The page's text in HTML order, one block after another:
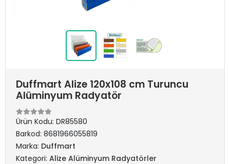
Duffmart Alize 120x108 cm Turuncu
Alüminyum Radyatör
Ürün Kodu: DR85580
Barkod: 8681966055819
Marka: Duffmart
Kategori: Alize Alüminyum Radyatörler